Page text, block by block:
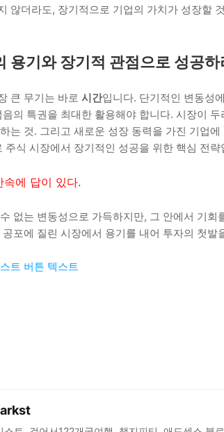
않더라도, 장기적으로 기업의 가치가 성장할
용기와 장기적 관점으로 성공하
큰 무기는 바로 시간입니다. 단기적인 변동성
의 특권을 최대한 활용해야 합니다. 시장이
는 것. 그리고 새로운 성장 동력을 가진 기업
주식 시장에서 장기적인 성공을 위한 핵심 전략
속에 답이 있다.
없는 변동성으로 가득하지만, 그 안에서 기회
포에 질린 시장에서 용기를 내어 투자의 첫
트 버튼 텍스트